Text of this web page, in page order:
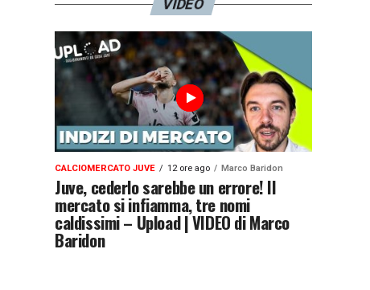
VIDEO
CALCIOMERCATO JUVE 12 ore ago Marco Baridon
Juve, cederlo sarebbe un errore! Il
mercato si infiamma, tre nomi
caldissimi – Upload | VIDEO di Marco
Baridon